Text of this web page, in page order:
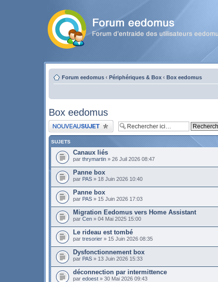
Forum eedomus ‹ Périphériques & Box ‹ Box eedomus
Box eedomus
Publier un nouveau sujet
SUJETS
Canaux liés
par thrymartin » 26 Juil 2026 08:47
Panne box
par PAS » 18 Juin 2026 10:40
Panne box
par PAS » 15 Juin 2026 17:03
Migration Eedomus vers Home Assistant
par Cen » 04 Mai 2025 15:00
Le rideau est tombé
par tresorier » 15 Juin 2026 08:35
Dysfonctionnement box
par PAS » 13 Juin 2026 15:33
déconnection par intermittence
par edoest » 30 Mai 2026 09:43